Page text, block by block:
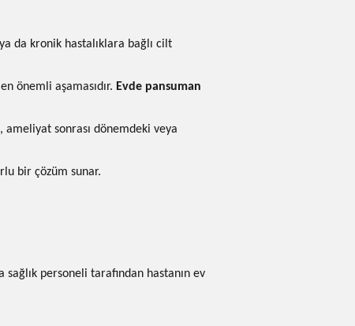
da kronik hastalıklara bağlı cilt
önemli aşamasıdır. Evde pansuman
ameliyat sonrası dönemdeki veya
bir çözüm sunar.
personeli tarafından hastanın ev